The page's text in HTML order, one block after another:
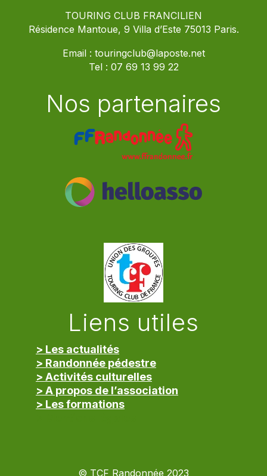
TOURING CLUB FRANCILIEN
Résidence Mantoue, 9 Villa d’Este 75013 Paris.
Email : touringclub@laposte.net
Tel : 07 69 13 99 22
Nos partenaires
Liens utiles
> Les actualités
> Randonnée pédestre
> Activités culturelles
> A propos de l’association
> Les formations
© TCF Randonnée 2023